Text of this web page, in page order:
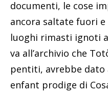
documenti, le cose
ancora saltate fuori
luoghi rimasti ignoti
va all’archivio che
pentiti, avrebbe dato
enfant prodige di